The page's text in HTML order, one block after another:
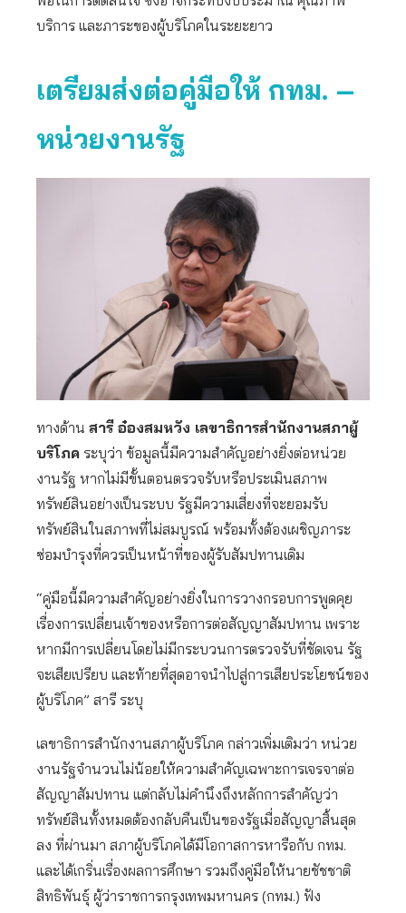
บริการ และภาระของผู้บริโภคในระยะยาว
เตรียมส่งต่อคู่มือให้ กทม. –
หน่วยงานรัฐ
ทางด้าน สารี อ๋องสมหวัง เลขาธิการสำนักงานสภาผู้
บริโภค ระบุว่า ข้อมูลนี้มีความสำคัญอย่างยิ่งต่อหน่วย
งานรัฐ หากไม่มีขั้นตอนตรวจรับหรือประเมินสภาพ
ทรัพย์สินอย่างเป็นระบบ รัฐมีความเสี่ยงที่จะยอมรับ
ทรัพย์สินในสภาพที่ไม่สมบูรณ์ พร้อมทั้งต้องเผชิญภาระ
ซ่อมบำรุงที่ควรเป็นหน้าที่ของผู้รับสัมปทานเดิม
“คู่มือนี้มีความสำคัญอย่างยิ่งในการวางกรอบการพูดคุย
เรื่องการเปลี่ยนเจ้าของหรือการต่อสัญญาสัมปทาน เพราะ
หากมีการเปลี่ยนโดยไม่มีกระบวนการตรวจรับที่ชัดเจน รัฐ
จะเสียเปรียบ และท้ายที่สุดอาจนำไปสู่การเสียประโยชน์ของ
ผู้บริโภค” สารี ระบุ
เลขาธิการสำนักงานสภาผู้บริโภค กล่าวเพิ่มเติมว่า หน่วย
งานรัฐจำนวนไม่น้อยให้ความสำคัญเฉพาะการเจรจาต่อ
สัญญาสัมปทาน แต่กลับไม่คำนึงถึงหลักการสำคัญว่า
ทรัพย์สินทั้งหมดต้องกลับคืนเป็นของรัฐเมื่อสัญญาสิ้นสุด
ลง ที่ผ่านมา สภาผู้บริโภคได้มีโอกาสการหารือกับ กทม.
และได้เกริ่นเรื่องผลการศึกษา รวมถึงคู่มือให้นายชัชชาติ
สิทธิพันธุ์ ผู้ว่าราชการกรุงเทพมหานคร (กทม.) ฟัง